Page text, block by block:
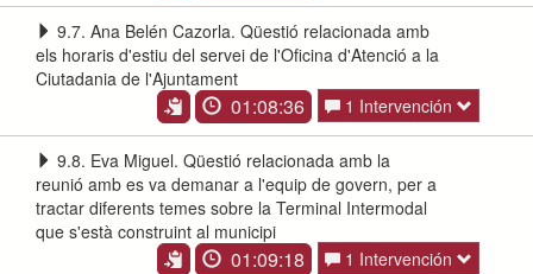
9.7. Ana Belén Cazorla. Qüestió relacionada amb
els horaris d'estiu del servei de l'Oficina d'Atenció a la
Ciutadania de l'Ajuntament
01:08:36 1 Intervención
9.8. Eva Miguel. Qüestió relacionada amb la
reunió amb es va demanar a l'equip de govern, per a
tractar diferents temes sobre la Terminal Intermodal
que s'està construint al municipi
01:09:18 1 Intervención